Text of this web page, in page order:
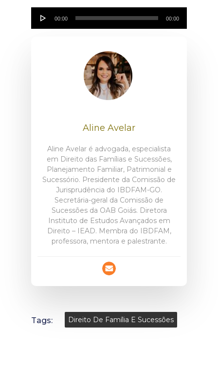
de
áudio
00:00 00:00
Aline Avelar
Aline Avelar é advogada, especialista
em Direito das Famílias e Sucessões,
Planejamento Familiar, Patrimonial e
Sucessório. Presidente da Comissão de
Jurisprudência do IBDFAM-GO.
Secretária-geral da Comissão de
Sucessões da OAB Goiás. Diretora
Instituto de Estudos Avançados em
Direito – IEAD. Membra do IBDFAM,
professora, mentora e palestrante.
Tags: Direito De Família E Sucessões